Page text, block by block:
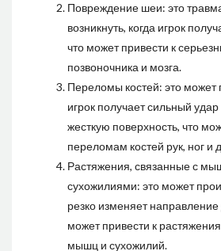
Повреждение шеи: это
возникнуть, когда игрок
что может привести к
позвоночника и мозга.
Переломы костей: это может
игрок получает сильный
жесткую поверхность, что
переломам костей рук, ног и
Растяжения, связанные с
сухожилиями: это может
резко изменяет
может привести к
мышц и сухожилий.